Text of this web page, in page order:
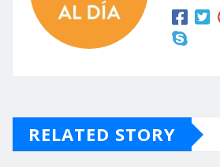
RELATED STORY